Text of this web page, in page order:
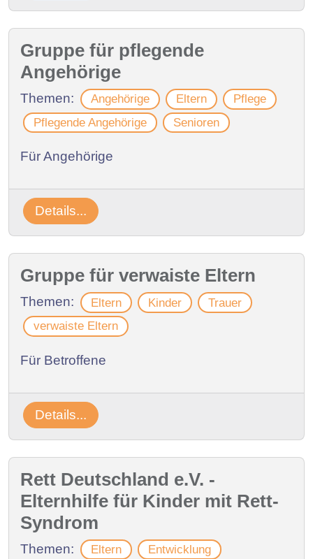
Gruppe für pflegende
Angehörige
Themen: Angehörige Eltern
Pflege
Pflegende Angehörige
Senioren
Für Angehörige
Details...
Gruppe für verwaiste Eltern
Themen: Eltern Kinder
Trauer
verwaiste Eltern
Für Betroffene
Details...
Rett Deutschland e.V. -
Elternhilfe für Kinder mit Rett-
Syndrom
Themen: Eltern
Entwicklung